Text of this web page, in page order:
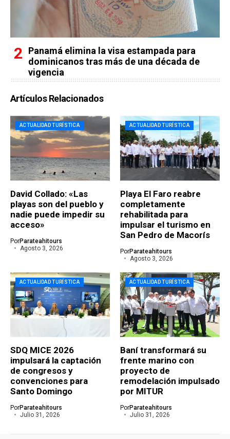
Panamá elimina la visa estampada para
dominicanos tras más de una década de
vigencia
Artículos Relacionados
ACTUALIDAD TURÍSTICA
David Collado: «Las
playas son del pueblo y
nadie puede impedir su
acceso»
PorParateahitours
Agosto 3, 2026
ACTUALIDAD TURÍSTICA
Playa El Faro reabre
completamente
rehabilitada para
impulsar el turismo en
San Pedro de Macorís
PorParateahitours
Agosto 3, 2026
ACTUALIDAD TURÍSTICA
SDQ MICE 2026
impulsará la captación
de congresos y
convenciones para
Santo Domingo
PorParateahitours
Julio 31, 2026
ACTUALIDAD TURÍSTICA
Baní transformará su
frente marino con
proyecto de
remodelación impulsado
por MITUR
PorParateahitours
Julio 31, 2026